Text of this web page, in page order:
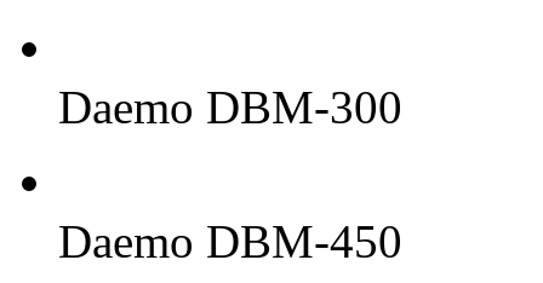
Daemo DBM-300
Daemo DBM-450